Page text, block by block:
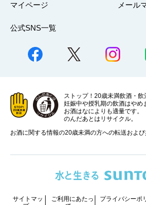
マイページ メール
公式SNS一覧
ストップ！20歳未満飲酒・飲
妊娠中や授乳期の飲酒はやめ
お酒はなによりも適量です。
のんだあとはリサイクル。
お酒に関する情報の20歳未満の方への転送および
サイトマッ
ご利用にあたっ
プライバシーポ